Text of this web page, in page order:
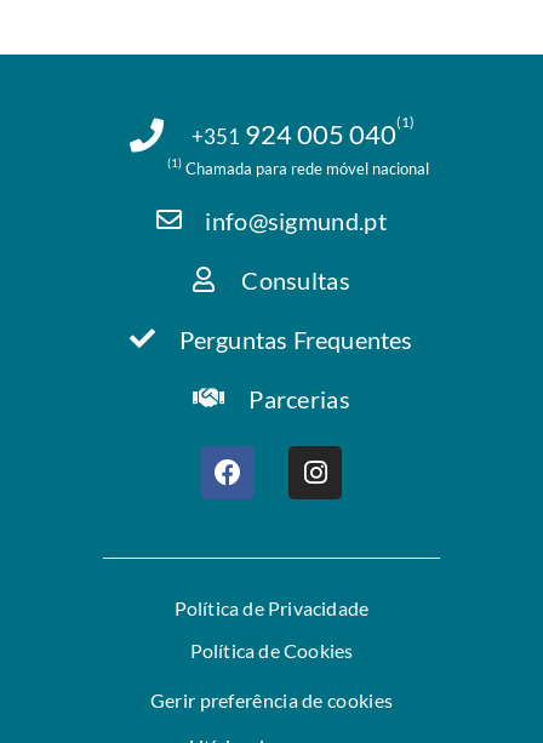
+351 924 005 040(1)
(1) Chamada para rede móvel nacional
info@sigmund.pt
Consultas
Perguntas Frequentes
Parcerias
Política de Privacidade
Política de Cookies
Gerir preferência de cookies